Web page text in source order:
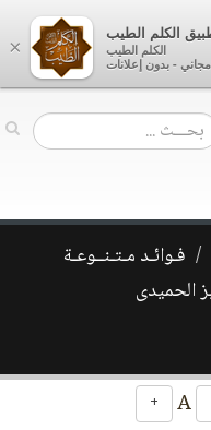
فـوائـد مـتـنــوعـة
الحميدى
+
×
الكلم الطيب
الكلم الطيب
مجاني - بدون إعلانات